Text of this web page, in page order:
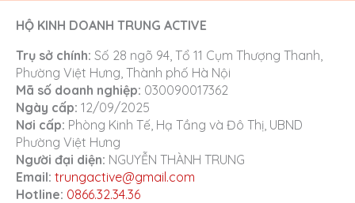
HỘ KINH DOANH TRUNG ACTIVE
Trụ sở chính: Số 28 ngõ 94, Tổ 11 Cụm Thượng Thanh,
Phường Việt Hưng, Thành phố Hà Nội
Mã số doanh nghiệp: 030090017362
Ngày cấp: 12/09/2025
Nơi cấp: Phòng Kinh Tế, Hạ Tầng và Đô Thị, UBND
Phường Việt Hưng
Người đại diện: NGUYỄN THÀNH TRUNG
Email: trungactive@gmail.com
Hotline: 0866.32.34.36